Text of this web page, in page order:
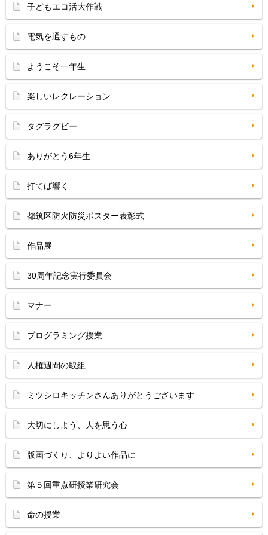
子どもエコ活大作戦
電気を通すもの
ようこそ一年生
楽しいレクレーション
タグラグビー
ありがとう6年生
打てば響く
都筑区防火防災ポスター表彰式
作品展
30周年記念実行委員会
マナー
プログラミング授業
人権週間の取組
ミツシロキッチンさんありがとうございます
大切にしよう、人を思う心
版画づくり、よりよい作品に
第５回重点研授業研究会
命の授業